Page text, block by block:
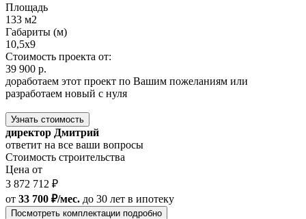
Площадь
133 м2
Габариты (м)
10,5x9
Стоимость проекта от:
39 900 р.
доработаем этот проект по Вашим пожеланиям или
разработаем новый с нуля
Узнать стоимость
директор Дмитрий
ответит на все ваши вопросы
Стоимость строительства
Цена от
3 872 712 ₽
от 33 700 ₽/мес. до 30 лет в ипотеку
Посмотреть комплектации подробно